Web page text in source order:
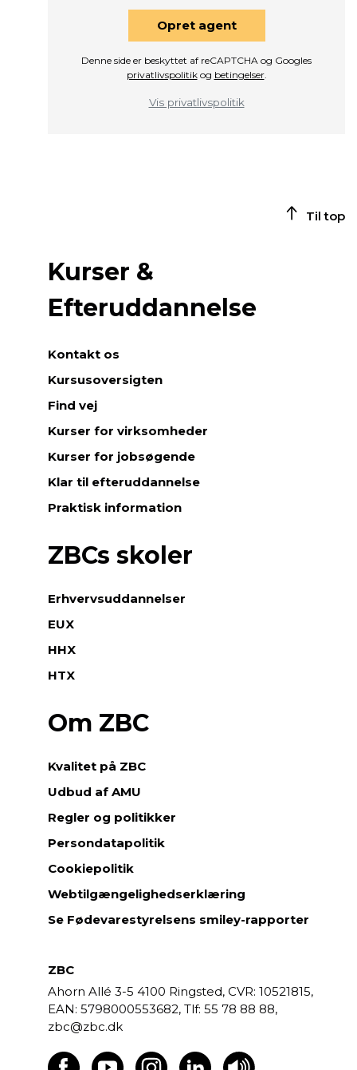
Opret agent
Denne side er beskyttet af reCAPTCHA og Googles
privatlivspolitikog betingelser.
Vis privatlivspolitik
Til top
Kurser &
Efteruddannelse
Kontakt os
Kursusoversigten
Find vej
Kurser for virksomheder
Kurser for jobsøgende
Klar til efteruddannelse
Praktisk information
ZBCs skoler
Erhvervsuddannelser
EUX
HHX
HTX
Om ZBC
Kvalitet på ZBC
Udbud af AMU
Regler og politikker
Persondatapolitik
Cookiepolitik
Webtilgængelighedserklæring
Se Fødevarestyrelsens smiley-rapporter
ZBC
Ahorn Allé 3-5 4100 Ringsted, CVR: 10521815,
EAN: 5798000553682,
55 78 88 88,
zbc@zbc.dk